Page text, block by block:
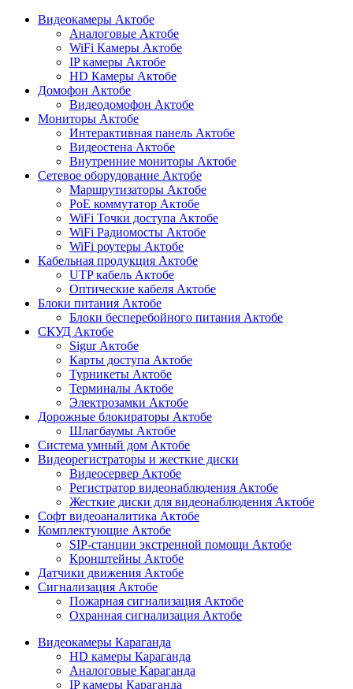
Видеокамеры Актобе
Аналоговые Актобе
WiFi Камеры Актобе
IP камеры Актобе
HD Камеры Актобе
Домофон Актобе
Видеодомофон Актобе
Мониторы Актобе
Интерактивная панель Актобе
Видеостена Актобе
Внутренние мониторы Актобе
Сетевое оборудование Актобе
Маршрутизаторы Актобе
PoE коммутатор Актобе
WiFi Точки доступа Актобе
WiFi Радиомосты Актобе
WiFi роутеры Актобе
Кабельная продукция Актобе
UTP кабель Актобе
Оптические кабеля Актобе
Блоки питания Актобе
Блоки бесперебойного питания Актобе
СКУД Актобе
Sigur Актобе
Карты доступа Актобе
Турникеты Актобе
Терминалы Актобе
Электрозамки Актобе
Дорожные блокираторы Актобе
Шлагбаумы Актобе
Система умный дом Актобе
Видеорегистраторы и жесткие диски
Видеосервер Актобе
Регистратор видеонаблюдения Актобе
Жесткие диски для видеонаблюдения Актобе
Софт видеоаналитика Актобе
Комплектующие Актобе
SIP-станции экстренной помощи Актобе
Кронштейны Актобе
Датчики движения Актобе
Сигнализация Актобе
Пожарная сигнализация Актобе
Охранная сигнализация Актобе
Видеокамеры Караганда
HD камеры Караганда
Аналоговые Караганда
IP камеры Караганда